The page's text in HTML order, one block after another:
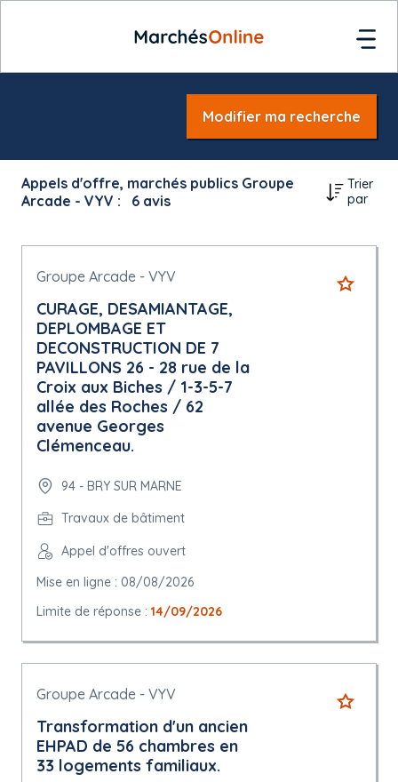
Modifier ma recherche
Appels d'offre, marchés publics Groupe
Arcade - VYV :
6 avis
Trier
par
Groupe Arcade - VYV
CURAGE, DESAMIANTAGE,
DEPLOMBAGE ET
DECONSTRUCTION DE 7
PAVILLONS 26 - 28 rue de la
Croix aux Biches / 1-3-5-7
allée des Roches / 62
avenue Georges
Clémenceau.
94 - BRY SUR MARNE
Travaux de bâtiment
Appel d'offres ouvert
Mise en ligne : 08/08/2026
Limite de réponse : 14/09/2026
Groupe Arcade - VYV
Transformation d'un ancien
EHPAD de 56 chambres en
33 logements familiaux.